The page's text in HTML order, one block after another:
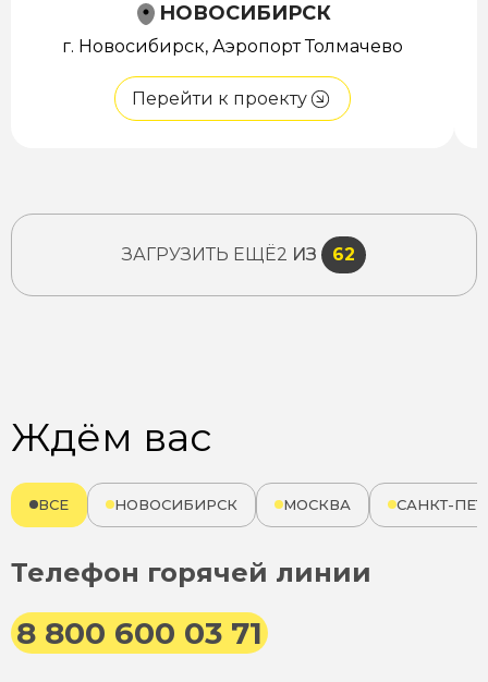
НОВОСИБИРСК
г. Новосибирск, Аэропорт Толмачево
Перейти к проекту
ЗАГРУЗИТЬ ЕЩЁ2 ИЗ 62
Ждём вас
ВСЕ НОВОСИБИРСК МОСКВА САНКТ-
Телефон горячей линии
8 800 600 03 71